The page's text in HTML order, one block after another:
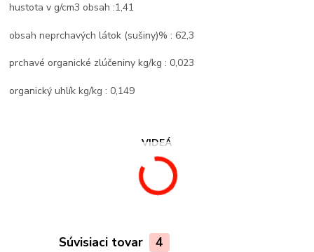
hustota v g/cm3 obsah :1,41
obsah neprchavých látok (sušiny)% : 62,3
prchavé organické zlúčeniny kg/kg : 0,023
organický uhlík kg/kg : 0,149
VIDEÁ
Súvisiaci tovar 4